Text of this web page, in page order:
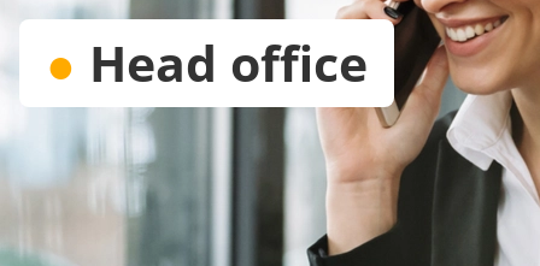
● Head office